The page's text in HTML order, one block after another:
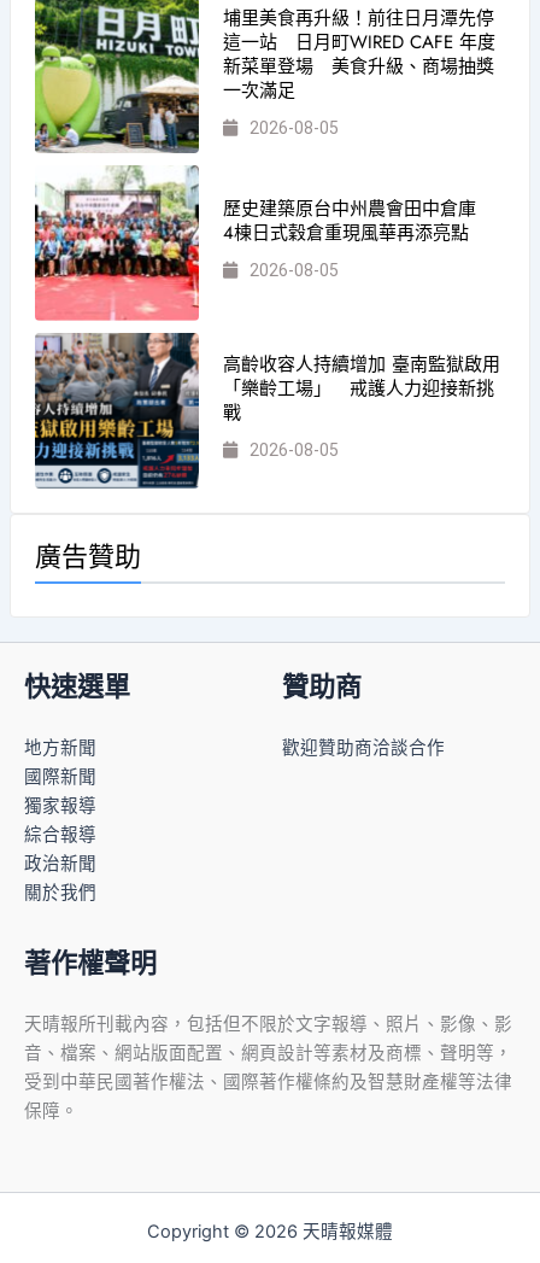
埔里美食再升級！前往日月潭先停
這一站 日月町WIRED CAFE 年度
新菜單登場 美食升級、商場抽獎
一次滿足
2026-08-05
歷史建築原台中州農會田中倉庫
4棟日式穀倉重現風華再添亮點
2026-08-05
高齡收容人持續增加 臺南監獄啟用
「樂齡工場」 戒護人力迎接新挑
戰
2026-08-05
廣告贊助
快速選單
地方新聞
國際新聞
獨家報導
綜合報導
政治新聞
關於我們
贊助商
歡迎贊助商洽談合作
著作權聲明
天晴報所刊載內容，包括但不限於文字報導、照片、影像、影
音、檔案、網站版面配置、網頁設計等素材及商標、聲明等，
受到中華民國著作權法、國際著作權條約及智慧財產權等法律
保障。
Copyright © 2026 天晴報媒體